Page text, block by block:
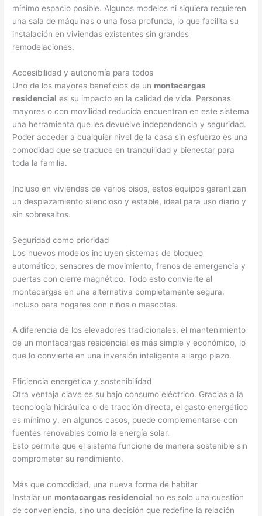
mínimo espacio posible. Algunos modelos ni siquiera requieren
una sala de máquinas o una fosa profunda, lo que facilita su
instalación en viviendas existentes sin grandes
remodelaciones.
Accesibilidad y autonomía para todos
Uno de los mayores beneficios de un montacargas
residencial es su impacto en la calidad de vida. Personas
mayores o con movilidad reducida encuentran en este sistema
una herramienta que les devuelve independencia y seguridad.
Poder acceder a cualquier nivel de la casa sin esfuerzo es una
comodidad que se traduce en tranquilidad y bienestar para
toda la familia.
Incluso en viviendas de varios pisos, estos equipos garantizan
un desplazamiento silencioso y estable, ideal para uso diario y
sin sobresaltos.
Seguridad como prioridad
Los nuevos modelos incluyen sistemas de bloqueo
automático, sensores de movimiento, frenos de emergencia y
puertas con cierre magnético. Todo esto convierte al
montacargas en una alternativa completamente segura,
incluso para hogares con niños o mascotas.
A diferencia de los elevadores tradicionales, el mantenimiento
de un montacargas residencial es más simple y económico, lo
que lo convierte en una inversión inteligente a largo plazo.
Eficiencia energética y sostenibilidad
Otra ventaja clave es su bajo consumo eléctrico. Gracias a la
tecnología hidráulica o de tracción directa, el gasto energético
es mínimo y, en algunos casos, puede complementarse con
fuentes renovables como la energía solar.
Esto permite que el sistema funcione de manera sostenible sin
comprometer su rendimiento.
Más que comodidad, una nueva forma de habitar
Instalar un montacargas residencial no es solo una cuestión
de conveniencia, sino una decisión que redefine la relación